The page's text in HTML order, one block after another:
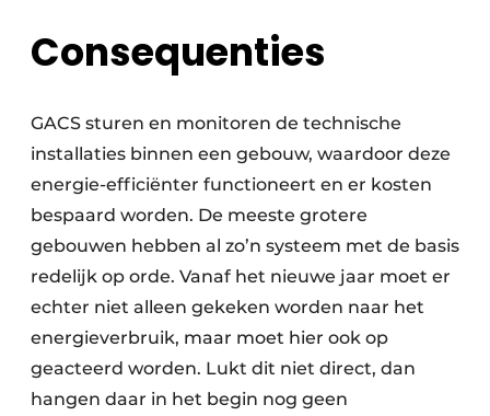
Consequenties
GACS sturen en monitoren de technische
installaties binnen een gebouw, waardoor deze
energie-efficiënter functioneert en er kosten
bespaard worden. De meeste grotere
gebouwen hebben al zo’n systeem met de basis
redelijk op orde. Vanaf het nieuwe jaar moet er
echter niet alleen gekeken worden naar het
energieverbruik, maar moet hier ook op
geacteerd worden. Lukt dit niet direct, dan
hangen daar in het begin nog geen